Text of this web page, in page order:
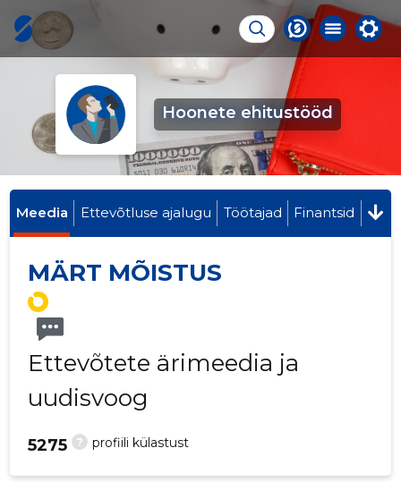
Hoonete ehitustööd
Meedia Ettevõtluse ajalugu Töötajad Finantsid
MÄRT MÕISTUS
Ettevõtete ärimeedia ja
uudisvoog
? profiili külastust
5275